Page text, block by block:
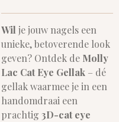
Wil je jouw nagels een
unieke, betoverende look
geven? Ontdek de Molly
Lac Cat Eye Gellak – dé
gellak waarmee je in een
handomdraai een
prachtig 3D-cat eye